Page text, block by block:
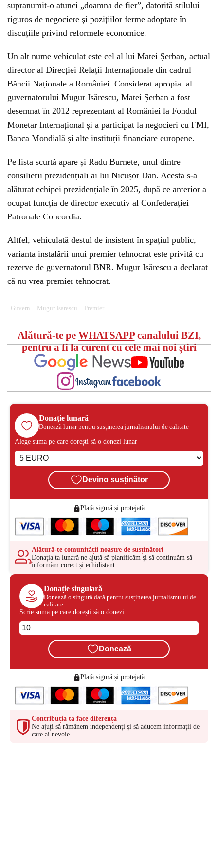
supranumit-o atunci „doamna de fier”, datorită stilului
riguros de negociere și pozițiilor ferme adoptate în
discuțiile privind reformele economice.
Un alt nume vehiculat este cel al lui Matei Șerban, actual
director al Direcției Relații Internaționale din cadrul
Băncii Naționale a României. Considerat apropiat al
guvernatorului Mugur Isărescu, Matei Șerban a fost
desemnat în 2012 reprezentant al României la Fondul
Monetar Internațional și a participat la negocieri cu FMI,
Banca Mondială și alte instituții financiare europene.
Pe lista scurtă apare și Radu Burnete, unul dintre
consilierii prezidențiali ai lui Nicușor Dan. Acesta s-a
alăturat echipei prezidențiale în 2025, după ce anterior a
ocupat funcția de director executiv al Confederației
Patronale Concordia.
Altfel, vehiculată destul de insistent în spațiul public,
varianta instalării unui premier tehnocrat este privită cu
rezerve de guvernatorul BNR. Mugur Isărescu a declarat
că nu vrea premier tehnocrat.
Guvern Mugur Isarescu Premier
Alătură-te pe WHATSAPPcanalului BZI,
pentru a fi la curent cu cele mai noi știri
Donație lunară
Donează lunar pentru susținerea jurnalismului de calitate
Alege suma pe care dorești să o donezi lunar
Devino susținător
Plată sigură și protejată
Alătură-te comunității noastre de susținători
Donația ta lunară ne ajută să planificăm și să continuăm să
informăm corect și echidistant
Donație singulară
Donează o singură dată pentru susținerea jurnalismului de
calitate
Scrie suma pe care dorești să o donezi
Donează
Plată sigură și protejată
Contribuția ta face diferența
Ne ajuți să rămânem independenți și să aducem informații de
care ai nevoie